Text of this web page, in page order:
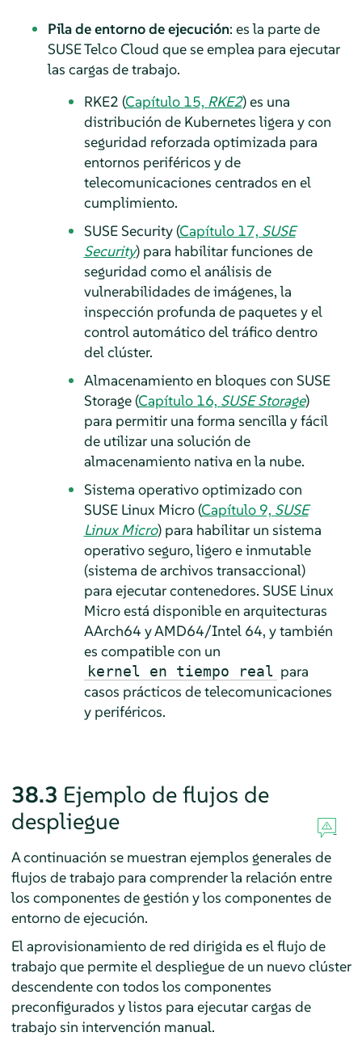
Pila de entorno de ejecución: es la parte de
SUSE Telco Cloud que se emplea para ejecutar
las cargas de trabajo.
RKE2 (Capítulo 15, RKE2) es una
distribución de Kubernetes ligera y con
seguridad reforzada optimizada para
entornos periféricos y de
telecomunicaciones centrados en el
cumplimiento.
SUSE Security (Capítulo 17, SUSE
Security) para habilitar funciones de
seguridad como el análisis de
vulnerabilidades de imágenes, la
inspección profunda de paquetes y el
control automático del tráfico dentro
del clúster.
Almacenamiento en bloques con SUSE
Storage (Capítulo 16, SUSE Storage)
para permitir una forma sencilla y fácil
de utilizar una solución de
almacenamiento nativa en la nube.
Sistema operativo optimizado con
SUSE Linux Micro (Capítulo 9, SUSE
Linux Micro) para habilitar un sistema
operativo seguro, ligero e inmutable
(sistema de archivos transaccional)
para ejecutar contenedores. SUSE Linux
Micro está disponible en arquitecturas
AArch64 y AMD64/Intel 64, y también
es compatible con un
kernel en tiempo real para
casos prácticos de telecomunicaciones
y periféricos.
38.3 Ejemplo de flujos de
despliegue
A continuación se muestran ejemplos generales de
flujos de trabajo para comprender la relación entre
los componentes de gestión y los componentes de
entorno de ejecución.
El aprovisionamiento de red dirigida es el flujo de
trabajo que permite el despliegue de un nuevo clúster
descendente con todos los componentes
preconfigurados y listos para ejecutar cargas de
trabajo sin intervención manual.